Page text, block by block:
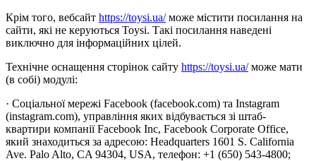
Крім того, вебсайт https://toysi.ua/може містити посилання на
сайти, які не керуються Toysi. Такі посилання наведені
виключно для інформаційних цілей.
Технічне оснащення сторінок сайту https://toysi.ua/може мати
(в собі) модулі:
· Соціальної мережі Facebook (facebook.com) та Instagram
(instagram.com), управління яких відбувається зі штаб-
квартири компанії Facebook Inc, Facebook Corporate Office,
який знаходиться за адресою: Headquarters 1601 S. California
Ave. Palo Alto, CA 94304, USA, телефон: +1 (650) 543-4800;